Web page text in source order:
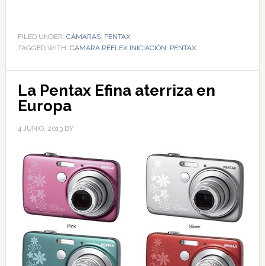
FILED UNDER: CÁMARAS, PENTAX
TAGGED WITH: CÁMARA RÉFLEX INICIACIÓN, PENTAX
La Pentax Efina aterriza en
Europa
4 JUNIO, 2013BY